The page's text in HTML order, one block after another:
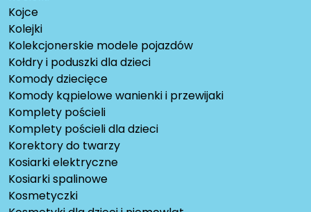
Kojce
Kolejki
Kolekcjonerskie modele pojazdów
Kołdry i poduszki dla dzieci
Komody dziecięce
Komody kąpielowe wanienki i przewijaki
Komplety pościeli
Komplety pościeli dla dzieci
Korektory do twarzy
Kosiarki elektryczne
Kosiarki spalinowe
Kosmetyczki